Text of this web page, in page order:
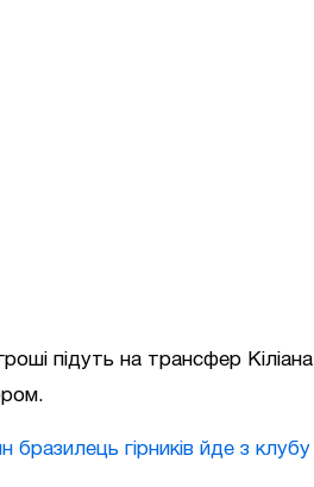
підуть на трансфер Кіліана
гірників йде з клубу